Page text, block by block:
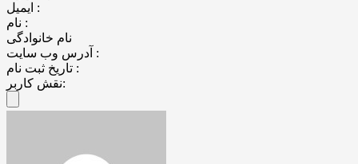
ایمیل :
نام :
نام خانوادگی
آدرس وب سایت :
تاریخ ثبت نام :
نقش کاربر: